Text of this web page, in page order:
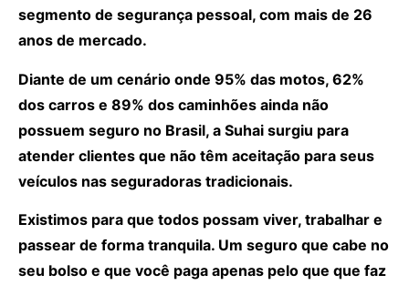
segmento de segurança pessoal, com mais de 26
anos de mercado.
Diante de um cenário onde 95% das motos, 62%
dos carros e 89% dos caminhões ainda não
possuem seguro no Brasil, a Suhai surgiu para
atender clientes que não têm aceitação para seus
veículos nas seguradoras tradicionais.
Existimos para que todos possam viver, trabalhar e
passear de forma tranquila. Um seguro que cabe no
seu bolso e que você paga apenas pelo que que faz